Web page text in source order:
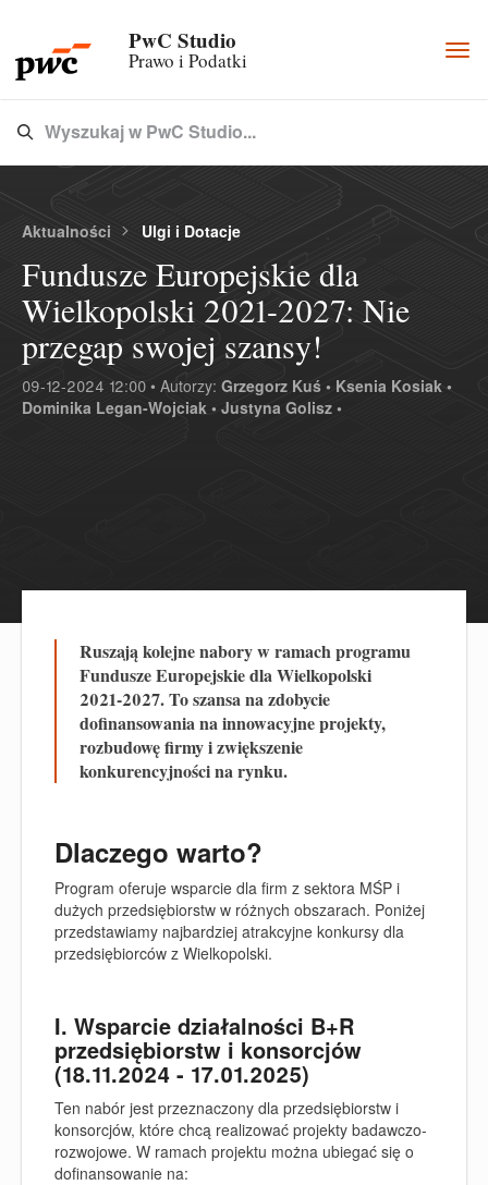
PwC Studio
Prawo i Podatki
Type 3 or more characters for results.
Wyszukaj w PwC Studio...
Aktualności Ulgi i Dotacje
Fundusze Europejskie dla
Wielkopolski 2021-2027: Nie
przegap swojej szansy!
09-12-2024 12:00 • Autorzy: Grzegorz Kuś • Ksenia Kosiak •
Dominika Legan-Wojciak • Justyna Golisz •
Ruszają kolejne nabory w ramach programu
Fundusze Europejskie dla Wielkopolski
2021-2027. To szansa na zdobycie
dofinansowania na innowacyjne projekty,
rozbudowę firmy i zwiększenie
konkurencyjności na rynku.
Dlaczego warto?
Program oferuje wsparcie dla firm z sektora MŚP i
dużych przedsiębiorstw w różnych obszarach. Poniżej
przedstawiamy najbardziej atrakcyjne konkursy dla
przedsiębiorców z Wielkopolski.
I. Wsparcie działalności B+R
przedsiębiorstw i konsorcjów
(18.11.2024 - 17.01.2025)
Ten nabór jest przeznaczony dla przedsiębiorstw i
konsorcjów, które chcą realizować projekty badawczo-
rozwojowe. W ramach projektu można ubiegać się o
dofinansowanie na: